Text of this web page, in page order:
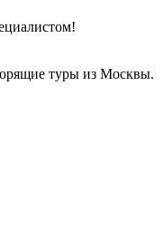
туры из Москвы.